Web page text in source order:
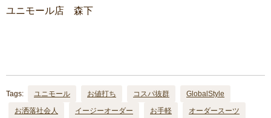
ユニモール店 森下
Tags: ユニモール お値打ち コスパ抜群
GlobalStyle
お洒落社会人
イージーオーダー お手軽
オーダースーツ